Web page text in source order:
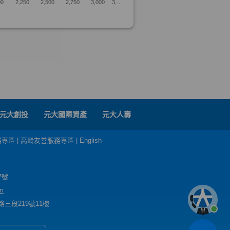
元大創投 元大國際資產 元大人壽
區 高齡友善服務專區 English
號
三段219號11樓